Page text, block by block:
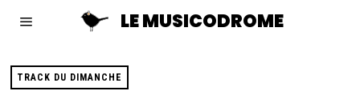
LE MUSICODROME
TRACK DU DIMANCHE